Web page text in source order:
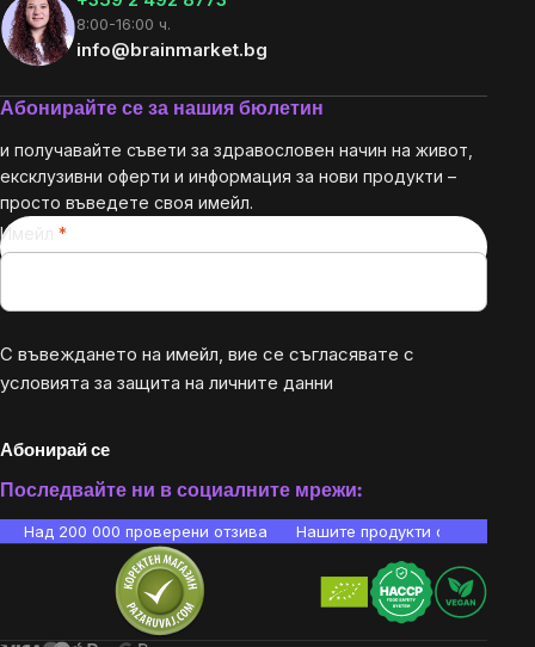
8:00-16:00 ч.
info@brainmarket.bg
Абонирайте се за нашия бюлетин
и получавайте съвети за здравословен начин на живот,
ексклузивни оферти и информация за нови продукти –
просто въведете своя имейл.
Имейл
С въвеждането на имейл, вие се съгласявате с
условията за защита на личните данни
Абонирай се
Последвайте ни в социалните мрежи:
Над 200 000 проверени отзива Нашите продукти са